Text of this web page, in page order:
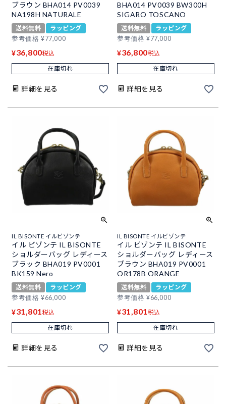
ブラウン BHA014 PV0039
NA198H NATURALE
送料無料
ラッピング
参考価格 ¥77,000
¥36,800税込
在庫切れ
詳細を見る
BHA014 PV0039 BW300H
SIGARO TOSCANO
送料無料
ラッピング
参考価格 ¥77,000
¥36,800税込
在庫切れ
詳細を見る
IL BISONTE イルビゾンテ
イル ビゾンテ IL BISONTE
ショルダーバッグ レディース
ブラック BHA019 PV0001
BK159 Nero
送料無料
ラッピング
参考価格 ¥66,000
¥31,801税込
在庫切れ
詳細を見る
IL BISONTE イルビゾンテ
イル ビゾンテ IL BISONTE
ショルダーバッグ レディース
ブラウン BHA019 PV0001
OR178B ORANGE
送料無料
ラッピング
参考価格 ¥66,000
¥31,801税込
在庫切れ
詳細を見る